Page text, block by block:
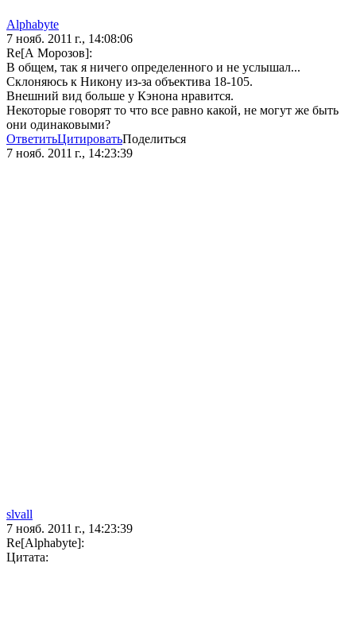
Alphabyte
7 нояб. 2011 г., 14:08:06
Re[А Морозов]:
В общем, так я ничего определенного и не услышал...
Склоняюсь к Никону из-за объектива 18-105.
Внешний вид больше у Кэнона нравится.
Некоторые говорят то что все равно какой, не могут же быть
они одинаковыми?
ОтветитьЦитироватьПоделиться
7 нояб. 2011 г., 14:23:39
slvall
7 нояб. 2011 г., 14:23:39
Re[Alphabyte]:
Цитата: